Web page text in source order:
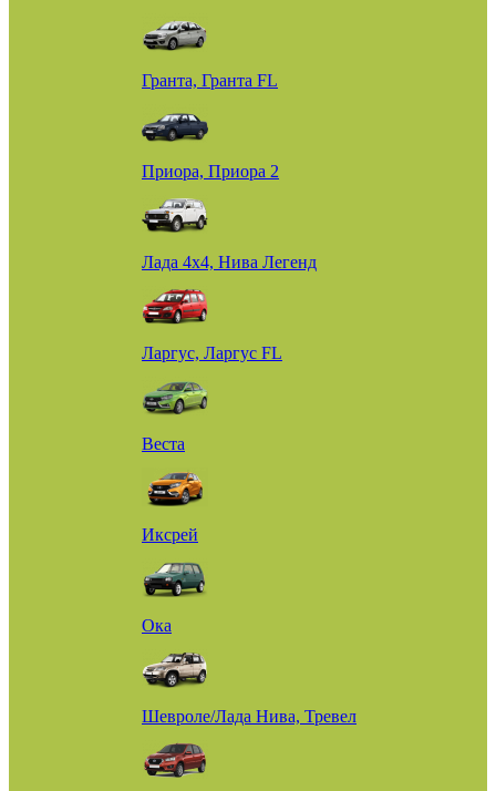
Гранта, Гранта FL
Приора, Приора 2
Лада 4х4, Нива Легенд
Ларгус, Ларгус FL
Веста
Иксрей
Ока
Шевроле/Лада Нива, Тревел